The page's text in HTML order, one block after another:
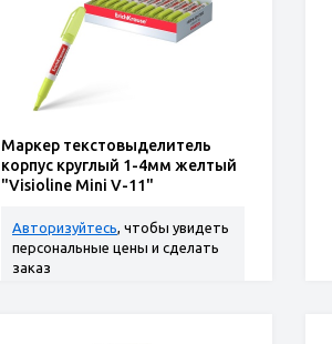
Маркер текстовыделитель
корпус круглый 1-4мм желтый
"Visioline Mini V-11"
Авторизуйтесь, чтобы увидеть
персональные цены и сделать
заказ